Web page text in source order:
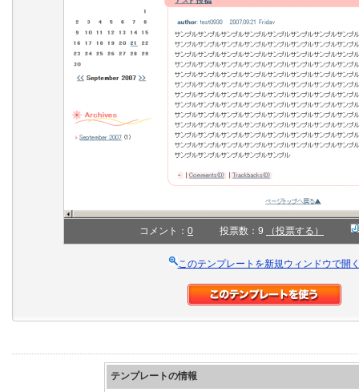
コメント： 0 投票数：9 （投票する）
このテンプレートを新規ウィンドウで開
テンプレートの情報